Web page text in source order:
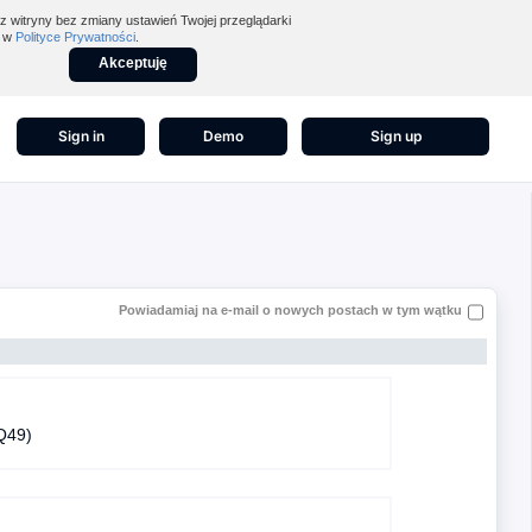
witryny bez zmiany ustawień Twojej przeglądarki
w Polityce Prywatności
Akceptuję
Sign in Demo Sign up
Powiadamiaj na e-mail o nowych postach w tym wątku